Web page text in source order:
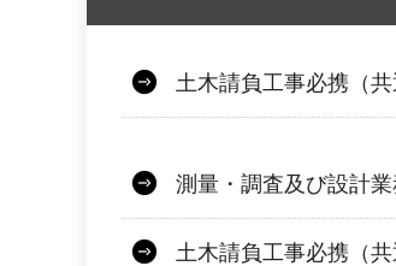
土木請負工事必携（
測量・調査及び設計
土木請負工事必携（